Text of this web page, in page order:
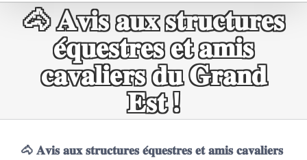
🐴 𝐀𝐯𝐢𝐬 𝐚𝐮𝐱 𝐬𝐭𝐫𝐮𝐜𝐭𝐮𝐫𝐞𝐬
𝐞́𝐪𝐮𝐞𝐬𝐭𝐫𝐞𝐬 𝐞𝐭 𝐚𝐦𝐢𝐬
𝐜𝐚𝐯𝐚𝐥𝐢𝐞𝐫𝐬 𝐝𝐮 𝐆𝐫𝐚𝐧𝐝
𝐄𝐬𝐭 !
🐴 𝐀𝐯𝐢𝐬 𝐚𝐮𝐱 𝐬𝐭𝐫𝐮𝐜𝐭𝐮𝐫𝐞𝐬 𝐞́𝐪𝐮𝐞𝐬𝐭𝐫𝐞𝐬 𝐞𝐭 𝐚𝐦𝐢𝐬 𝐜𝐚𝐯𝐚𝐥𝐢𝐞𝐫𝐬